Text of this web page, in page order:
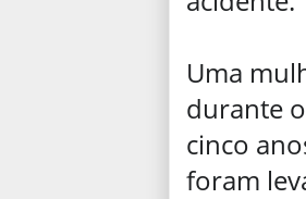
Uma
durante
cinco
foram